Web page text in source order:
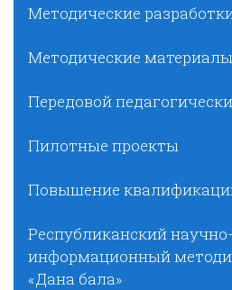
Методические
Методические материалы
Передовой
Пилотные проекты
Повышение
Республиканский научно-
информационный
«Дана бала»